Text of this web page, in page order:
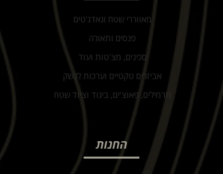
מאווררי שטח וגאדג'טים
פנסים ותאורה
סכינים, מצ'טות ועוד
אביזרים טקטיים וערכות לנשק
תרמילים, פאוצ'ים, ביגוד וציוד שטח
החנות